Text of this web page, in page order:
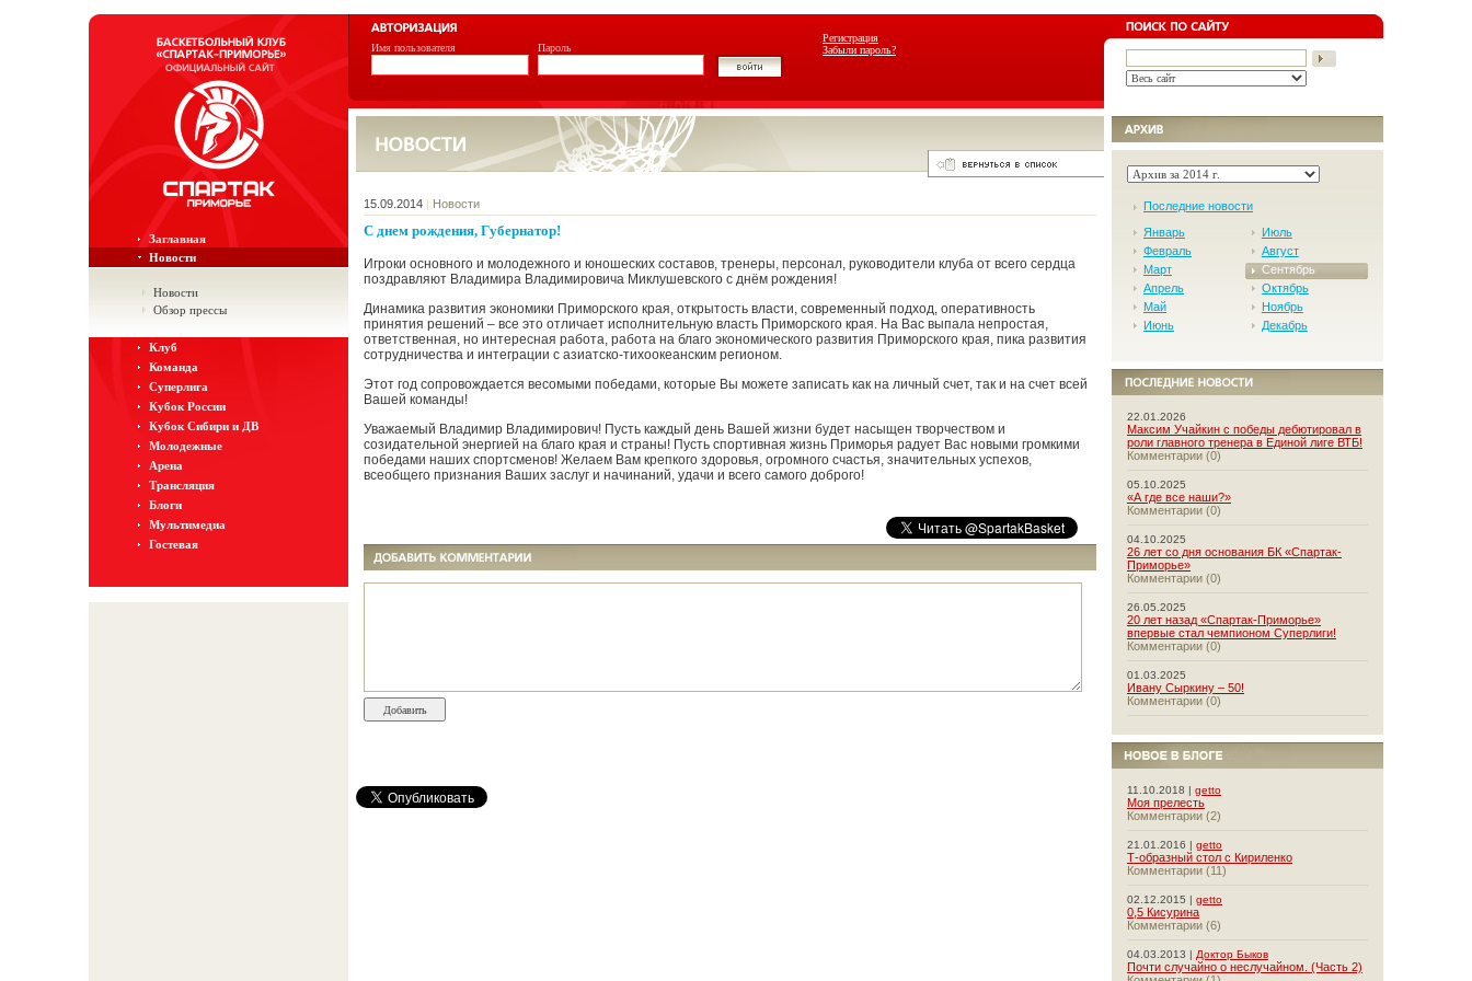
Регистрация
Забыли пароль?
Имя пользователя Пароль
Заглавная
Новости
Новости
Обзор прессы
Клуб
Команда
Суперлига
Кубок России
Кубок Сибири и ДВ
Молодежные
Арена
Трансляция
Блоги
Мультимедиа
Гостевая
15.09.2014 | Новости
C днем рождения, Губернатор!
Игроки основного и молодежного и юношеских составов, тренеры, персонал, руководители клуба от всего сердца
поздравляют Владимира Владимировича Миклушевского с днём рождения!
Динамика развития экономики Приморского края, открытость власти, современный подход, оперативность
принятия решений – все это отличает исполнительную власть Приморского края. На Вас выпала непростая,
ответственная, но интересная работа, работа на благо экономического развития Приморского края, пика развития
сотрудничества и интеграции с азиатско-тихоокеанским регионом.
Этот год сопровождается весомыми победами, которые Вы можете записать как на личный счет, так и на счет всей
Вашей команды!
Уважаемый Владимир Владимирович! Пусть каждый день Вашей жизни будет насыщен творчеством и
созидательной энергией на благо края и страны! Пусть спортивная жизнь Приморья радует Вас новыми громкими
победами наших спортсменов! Желаем Вам крепкого здоровья, огромного счастья, значительных успехов,
всеобщего признания Ваших заслуг и начинаний, удачи и всего самого доброго!
Последние новости
Январь
Февраль
Март
Апрель
Май
Июнь
Июль
Август
Сентябрь
Октябрь
Ноябрь
Декабрь
22.01.2026
Максим Учайкин с победы дебютировал в
роли главного тренера в Единой лиге ВТБ!
Комментарии (0)
05.10.2025
«А где все наши?»
Комментарии (0)
04.10.2025
26 лет со дня основания БК «Спартак-
Приморье»
Комментарии (0)
26.05.2025
20 лет назад «Спартак-Приморье»
впервые стал чемпионом Суперлиги!
Комментарии (0)
01.03.2025
Ивану Сыркину – 50!
Комментарии (0)
11.10.2018 | getto
Моя прелесть
Комментарии (2)
21.01.2016 | getto
Т-образный стол с Кириленко
Комментарии (11)
02.12.2015 | getto
0,5 Кисурина
Комментарии (6)
04.03.2013 | Доктор Быков
Почти случайно о неслучайном. (Часть 2)